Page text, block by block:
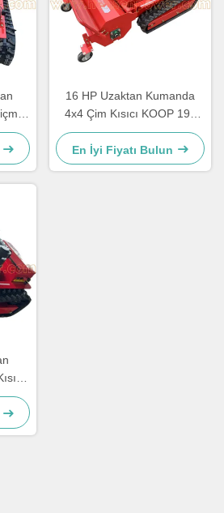
16 HP Uzaktan Kumanda
4x4 Çim Kısıcı KOOP 192
RC Çim Kısıcı CE onayı
En İyi Fiyatı Bulun